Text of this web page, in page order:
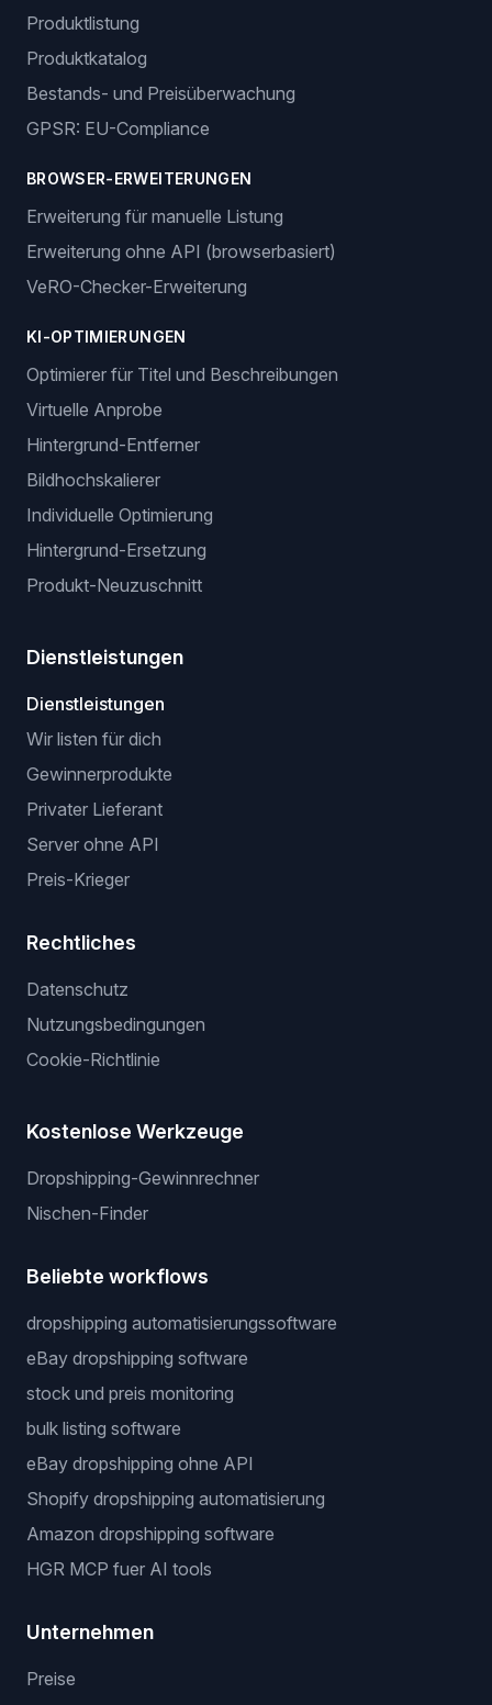
Produktlistung
Produktkatalog
Bestands- und Preisüberwachung
GPSR: EU-Compliance
BROWSER-ERWEITERUNGEN
Erweiterung für manuelle Listung
Erweiterung ohne API (browserbasiert)
VeRO-Checker-Erweiterung
KI-OPTIMIERUNGEN
Optimierer für Titel und Beschreibungen
Virtuelle Anprobe
Hintergrund-Entferner
Bildhochskalierer
Individuelle Optimierung
Hintergrund-Ersetzung
Produkt-Neuzuschnitt
Dienstleistungen
Dienstleistungen
Wir listen für dich
Gewinnerprodukte
Privater Lieferant
Server ohne API
Preis-Krieger
Rechtliches
Datenschutz
Nutzungsbedingungen
Cookie-Richtlinie
Kostenlose Werkzeuge
Dropshipping-Gewinnrechner
Nischen-Finder
Beliebte workflows
dropshipping automatisierungssoftware
eBay dropshipping software
stock und preis monitoring
bulk listing software
eBay dropshipping ohne API
Shopify dropshipping automatisierung
Amazon dropshipping software
HGR MCP fuer AI tools
Unternehmen
Preise